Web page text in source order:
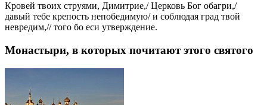
Кровей твоих струями, Димитрие,/ Церковь Бог обагри,/
давый тебе крепость непобедимую/ и соблюдая град твой
невредим,// того бо еси утверждение.
Монастыри, в которых почитают этого святого